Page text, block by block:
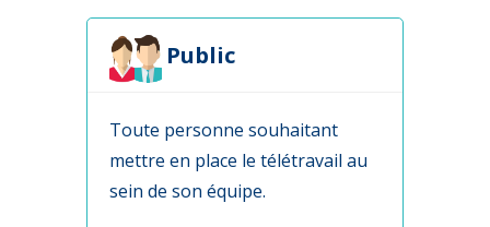
Public
Toute personne souhaitant
mettre en place le télétravail au
sein de son équipe.